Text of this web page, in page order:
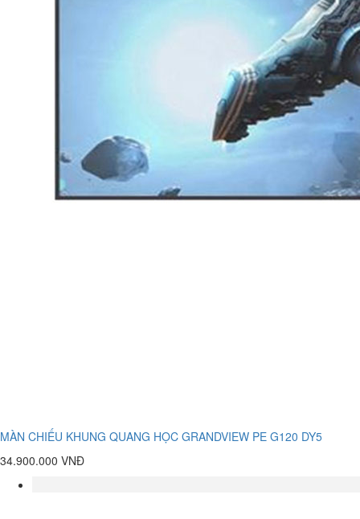
MÀN CHIẾU KHUNG QUANG HỌC GRANDVIEW PE G120 DY5
34.900.000 VNĐ